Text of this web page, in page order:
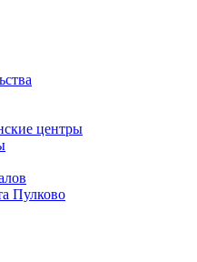
центры
Пулково